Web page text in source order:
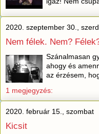
2020. szeptember 30.,
Nem félek. Nem?
Szánalmasan
ahogy és
az érzésem,
1 megjegyzés:
2020. február 15., szombat
Kicsit